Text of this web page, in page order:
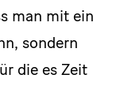
man mit ein
sondern
die es Zeit